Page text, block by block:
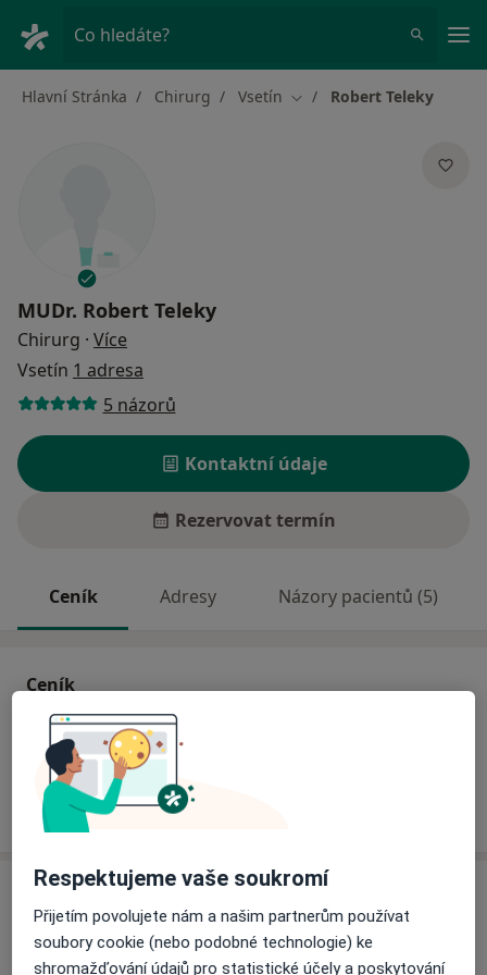
Co hledáte?
Hlavní Stránka Chirurg Vsetín Změna města
Robert Teleky
MUDr. Robert Teleky
Chirurg · Více
Vsetín 1 adresa
5 názorů
Kontaktní údaje
Rezervovat termín
Ceník Adresy Názory pacientů (5)
Ceník
Informace o službách a cenách nejsou k dispozici
Tento specialista ještě nepřidával žádné informace o
svých službách.
Adresa
Ordinace
Nemocniční 945, Vsetín75501
Respektujeme vaše soukromí
Přijetím povolujete nám a našim partnerům používat
soubory cookie (nebo podobné technologie) ke
shromažďování údajů pro statistické účely a poskytování